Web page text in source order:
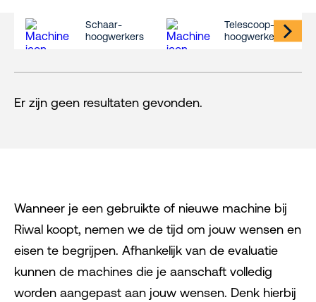
Schaar-
hoogwerkers
Telescoop-
hoogwerkers
Er zijn geen resultaten gevonden.
Wanneer je een gebruikte of nieuwe machine bij
Riwal koopt, nemen we de tijd om jouw wensen en
eisen te begrijpen. Afhankelijk van de evaluatie
kunnen de machines die je aanschaft volledig
worden aangepast aan jouw wensen. Denk hierbij